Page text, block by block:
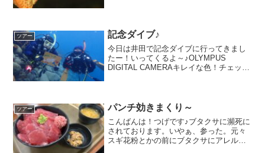
トリカクレ...
ツアー 記念ダイブ♪
今日は井田で記念ダイブに行ってきまし
たー！いってくるよ～♪OLYMPUS
DIGITAL CAMERAキレイな色！チェック
たす...
ツアー パンチ効きまくり～
こんばんは！つげです♪ブタクサに瀕死に
されております。いやぁ、参った。元々
スギ花粉とかの前にブタクサにアレルギ